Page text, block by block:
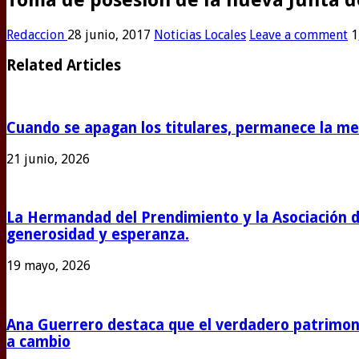
Redaccion 28 junio, 2017 Noticias Locales Leave a comment
Related Articles
Cuando se apagan los titulares, permanece la
21 junio, 2026
La Hermandad del Prendimiento y la
generosidad y esperanza.
19 mayo, 2026
Ana Guerrero destaca que el verdadero
a cambio